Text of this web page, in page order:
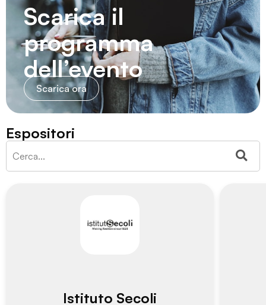
Scarica il
programma
dell’evento
Scarica ora
Espositori
Istituto Secoli